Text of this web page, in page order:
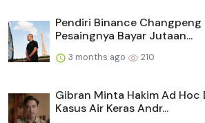
Pendiri Binance Changpeng
Pesaingnya Bayar Jutaan...
3 months ago 210
Gibran Minta Hakim Ad Hoc
Kasus Air Keras Andr...